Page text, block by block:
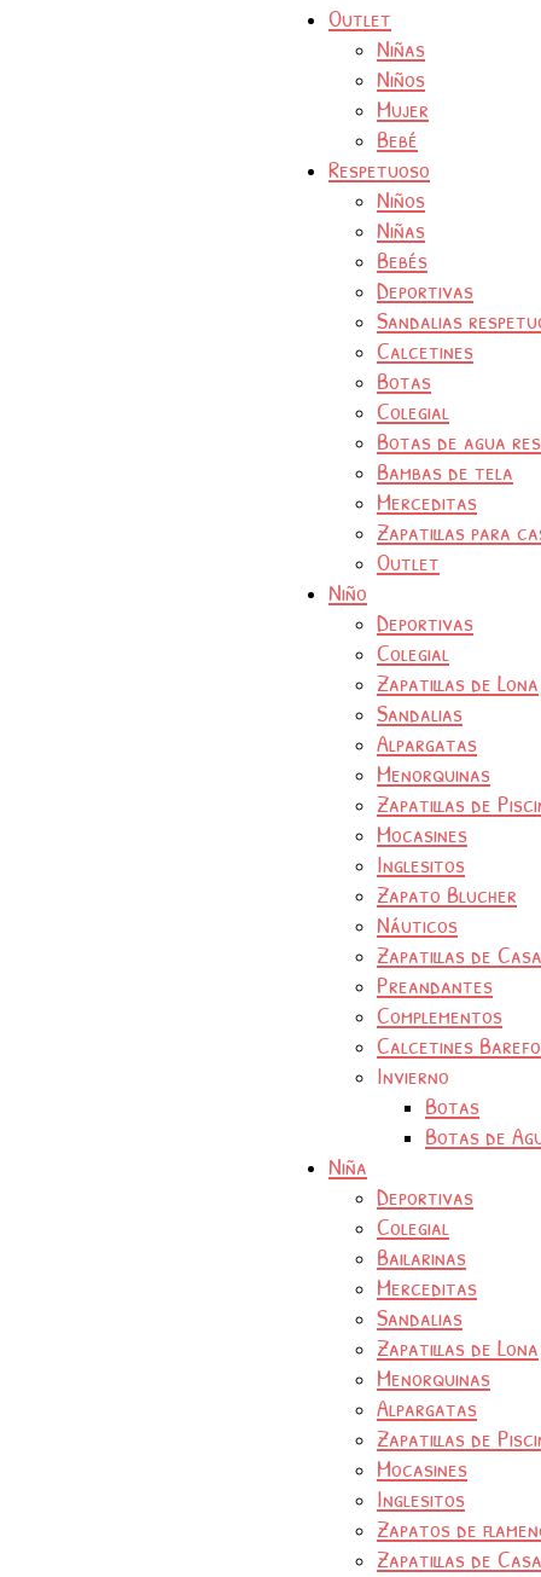
Outlet
Niñas
Niños
Mujer
Bebé
Respetuoso
Niños
Niñas
Bebés
Deportivas
Sandalias
Calcetines
Botas
Colegial
Botas de agua
Bambas de tela
Merceditas
Zapatillas para
Outlet
Niño
Deportivas
Colegial
Zapatillas de Lona
Sandalias
Alpargatas
Menorquinas
Zapatillas de
Mocasines
Inglesitos
Zapato Blucher
Náuticos
Zapatillas de Casa
Preandantes
Complementos
Calcetines
Invierno
Botas
Botas de
Niña
Deportivas
Colegial
Bailarinas
Merceditas
Sandalias
Zapatillas de Lona
Menorquinas
Alpargatas
Zapatillas de
Mocasines
Inglesitos
Zapatos de
Zapatillas de Casa